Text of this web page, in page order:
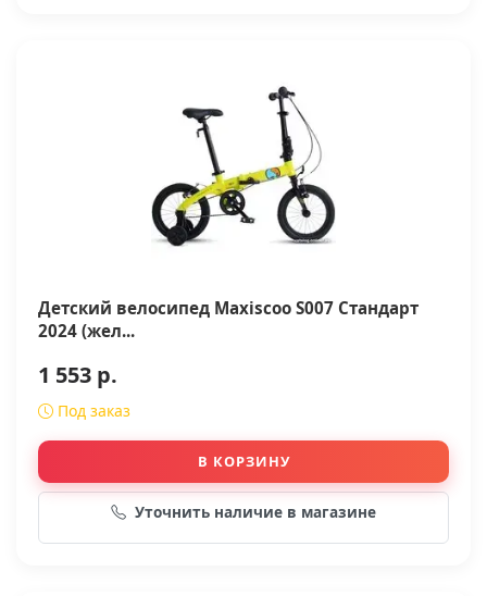
Детский велосипед Maxiscoo S007 Стандарт
2024 (жел...
1 553 р.
Под заказ
В КОРЗИНУ
Уточнить наличие в магазине